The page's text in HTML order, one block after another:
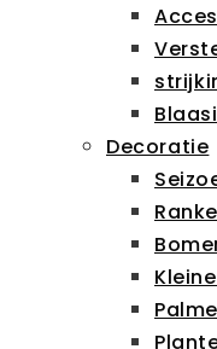
Decoratie